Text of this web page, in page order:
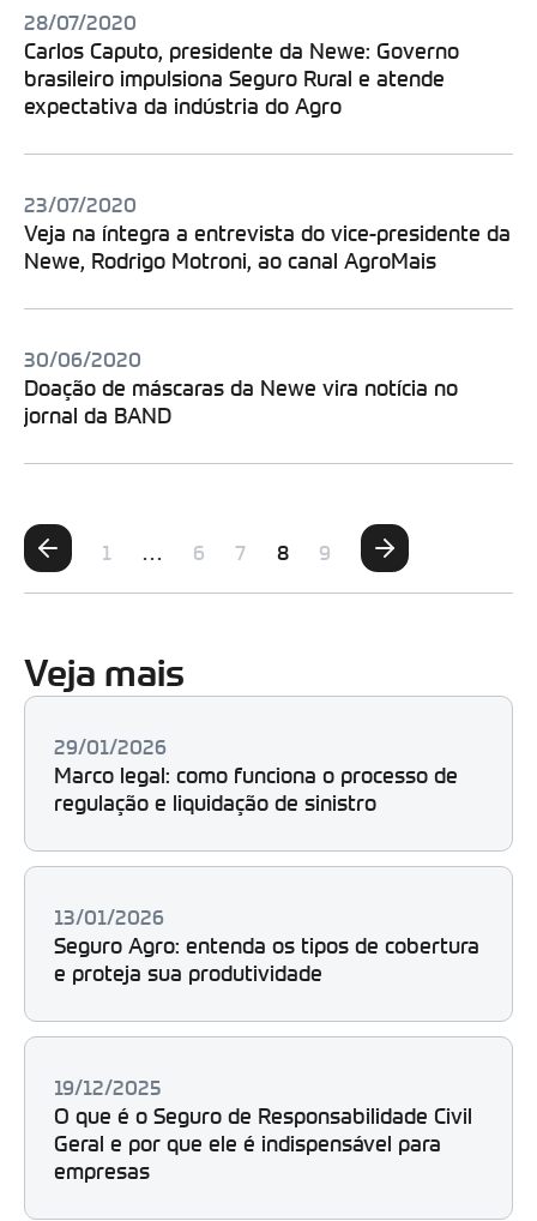
28/07/2020
Carlos Caputo, presidente da Newe: Governo
brasileiro impulsiona Seguro Rural e atende
expectativa da indústria do Agro
23/07/2020
Veja na íntegra a entrevista do vice-presidente da
Newe, Rodrigo Motroni, ao canal AgroMais
30/06/2020
Doação de máscaras da Newe vira notícia no
jornal da BAND
1 … 6 7 8 9
Veja mais
29/01/2026
Marco legal: como funciona o processo de
regulação e liquidação de sinistro
13/01/2026
Seguro Agro: entenda os tipos de cobertura
e proteja sua produtividade
19/12/2025
O que é o Seguro de Responsabilidade Civil
Geral e por que ele é indispensável para
empresas